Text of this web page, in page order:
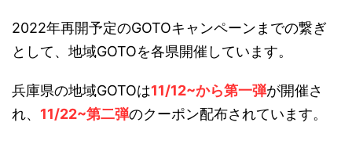
2022年再開予定のGOTOキャンペーンまでの繋ぎ
として、地域GOTOを各県開催しています。
兵庫県の地域GOTOは11/12~から第一弾が開催さ
れ、 11/22~第二弾のクーポン配布されています。